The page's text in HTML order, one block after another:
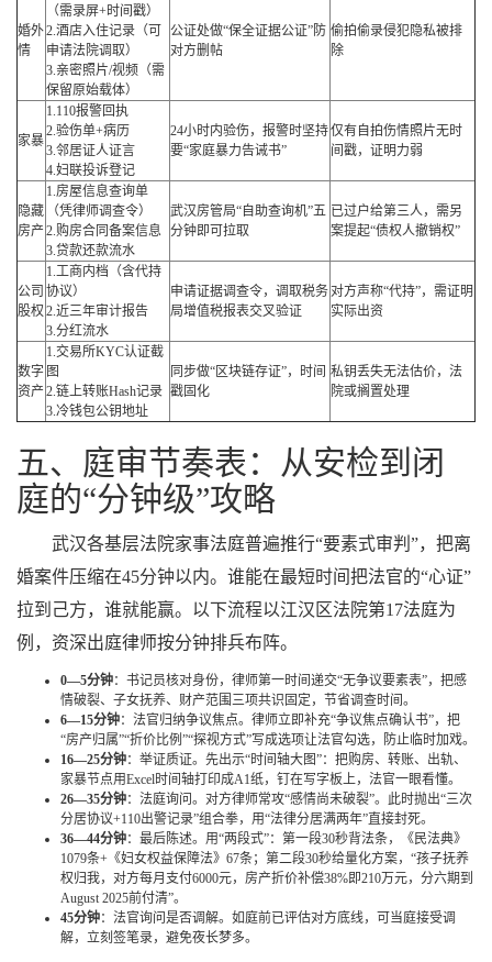
婚外
情
（需录屏+时间戳）
2.酒店入住记录（可
申请法院调取）
3.亲密照片/视频（需
保留原始载体）
公证处做“保全证据公证”防
对方删帖
偷拍偷录侵犯隐私被排
除
家暴
1.110报警回执
2.验伤单+病历
3.邻居证人证言
4.妇联投诉登记
24小时内验伤，报警时坚持
要“家庭暴力告诫书”
仅有自拍伤情照片无时
间戳，证明力弱
隐藏
房产
1.房屋信息查询单
（凭律师调查令）
2.购房合同备案信息
3.贷款还款流水
武汉房管局“自助查询机”五
分钟即可拉取
已过户给第三人，需另
案提起“债权人撤销权”
公司
股权
1.工商内档（含代持
协议）
2.近三年审计报告
3.分红流水
申请证据调查令，调取税务
局增值税报表交叉验证
对方声称“代持”，需证明
实际出资
数字
资产
1.交易所KYC认证截
图
2.链上转账Hash记录
3.冷钱包公钥地址
同步做“区块链存证”，时间
戳固化
私钥丢失无法估价，法
院或搁置处理
五、庭审节奏表：从安检到闭
庭的“分钟级”攻略
武汉各基层法院家事法庭普遍推行“要素式审判”，把离
婚案件压缩在45分钟以内。谁能在最短时间把法官的“心证”
拉到己方，谁就能赢。以下流程以江汉区法院第17法庭为
例，资深出庭律师按分钟排兵布阵。
0—5分钟：书记员核对身份，律师第一时间递交“无争议要素表”，把感
情破裂、子女抚养、财产范围三项共识固定，节省调查时间。
6—15分钟：法官归纳争议焦点。律师立即补充“争议焦点确认书”，把
“房产归属”“折价比例”“探视方式”写成选项让法官勾选，防止临时加戏。
16—25分钟：举证质证。先出示“时间轴大图”：把购房、转账、出轨、
家暴节点用Excel时间轴打印成A1纸，钉在写字板上，法官一眼看懂。
26—35分钟：法庭询问。对方律师常攻“感情尚未破裂”。此时抛出“三次
分居协议+110出警记录”组合拳，用“法律分居满两年”直接封死。
36—44分钟：最后陈述。用“两段式”：第一段30秒背法条，《民法典》
1079条+《妇女权益保障法》67条；第二段30秒给量化方案，“孩子抚养
权归我，对方每月支付6000元，房产折价补偿38%即210万元，分六期到
August 2025前付清”。
45分钟：法官询问是否调解。如庭前已评估对方底线，可当庭接受调
解，立刻签笔录，避免夜长梦多。